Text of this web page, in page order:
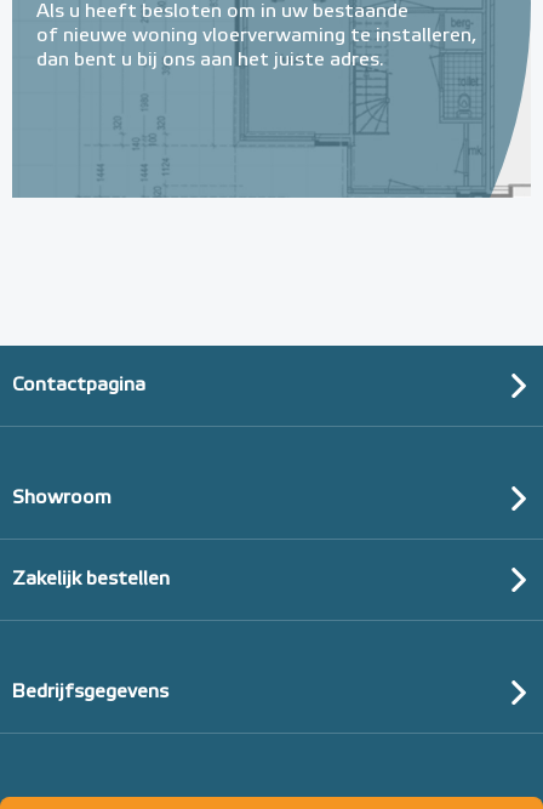
Als u heeft besloten om in uw bestaande
of nieuwe woning vloerverwaming te installeren,
dan bent u bij ons aan het juiste adres.
Contactpagina
Showroom
Zakelijk bestellen
Bedrijfsgegevens